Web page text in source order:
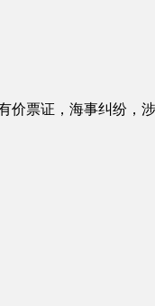
价票证，海事纠纷，